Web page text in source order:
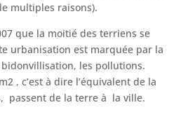
multiples raisons).
que la moitié des terriens se
urbanisation est marquée par la
les pollutions.
, c’est à dire l’équivalent de la
passent de la terre à la ville.